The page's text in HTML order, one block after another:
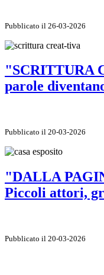
Pubblicato il 26-03-2026
"SCRITTURA
parole
Pubblicato il 20-03-2026
"DALLA
Piccoli attori,
Pubblicato il 20-03-2026